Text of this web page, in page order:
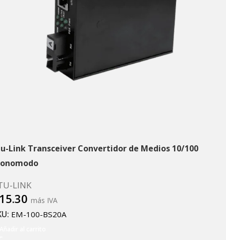
Link Transceiver Convertidor de Medios 10/100
LINK
más IVA
EM-100-BS20A